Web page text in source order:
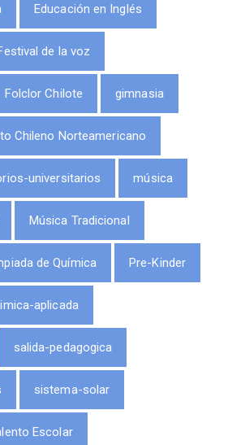
Educación en Inglés
de la voz
Folclor Chilote gimnasia
Chileno Norteamericano
universitarios música
Música Tradicional
de Química Pre-Kinder
aplicada
salida-pedagogica
sistema-solar
Escolar